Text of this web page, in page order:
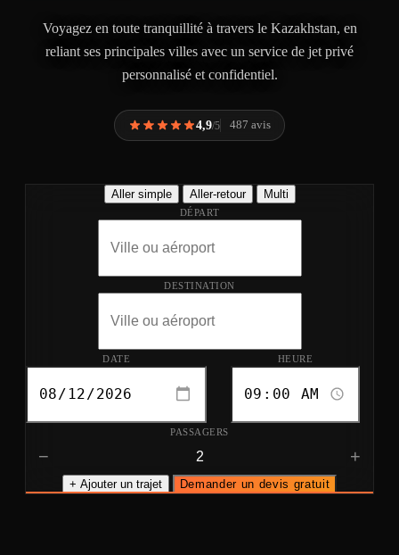
Voyagez en toute tranquillité à travers le Kazakhstan, en
reliant ses principales villes avec un service de jet privé
personnalisé et confidentiel.
4,9/5 487 avis
Aller simple Aller-retour Multi
DÉPART
DESTINATION
DATE HEURE
PASSAGERS
− +
+ Ajouter un trajet Demander un devis gratuit